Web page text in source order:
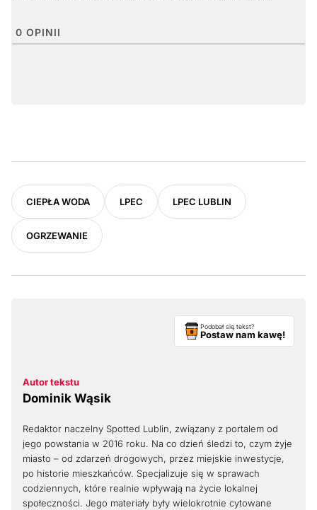
0 OPINII
CIEPŁA WODA LPEC LPEC LUBLIN
OGRZEWANIE
Autor tekstu
Dominik Wąsik
Podobał się tekst?
Postaw nam kawę!
Redaktor naczelny Spotted Lublin, związany z portalem od
jego powstania w 2016 roku. Na co dzień śledzi to, czym żyje
miasto – od zdarzeń drogowych, przez miejskie inwestycje,
po historie mieszkańców. Specjalizuje się w sprawach
codziennych, które realnie wpływają na życie lokalnej
społeczności. Jego materiały były wielokrotnie cytowane